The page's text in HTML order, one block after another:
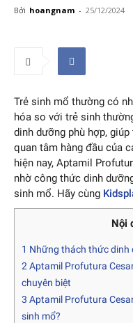
Bởi hoangnam - 25/12/2024
Trẻ sinh mổ thường có
hóa so với trẻ sinh
dinh dưỡng phù hợp,
quan tâm hàng đầu của
hiện nay, Aptamil
nhờ công thức dinh
sinh mổ. Hãy cùng
Nội
1 Những thách thức dinh
2Aptamil Profutura
chuyên biệt
3 Aptamil Profutura
sinh mổ?